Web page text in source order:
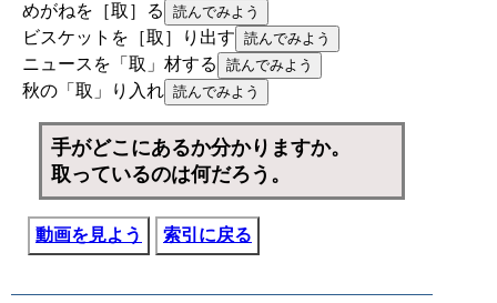
めがねを［取］る
ビスケットを［取］り出す
ニュースを「取」材する
秋の「取」り入れ
手がどこにあるか分かりますか。
取っているのは何だろう。
動画を見よう 索引に戻る